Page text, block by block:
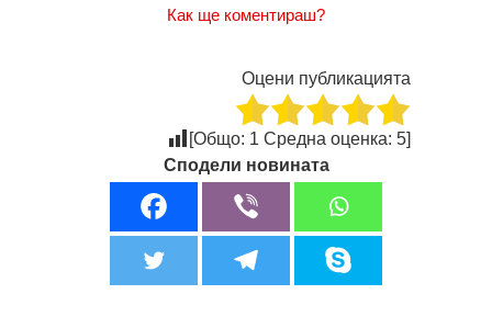
Как ще коментираш?
Оцени публикацията
[Общо: 1 Средна оценка: 5]
Сподели новината